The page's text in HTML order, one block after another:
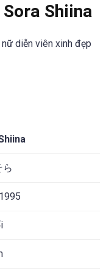
Shiina
diễn viên xinh đẹp
ら